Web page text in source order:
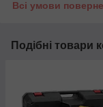
Всі умови
Подібні товари